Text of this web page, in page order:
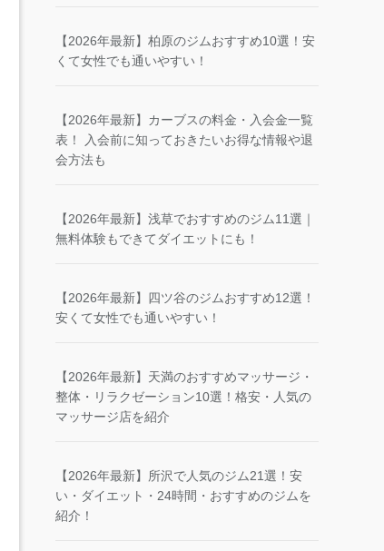
【2026年最新】柏原のジムおすすめ10選！安
くて女性でも通いやすい！
【2026年最新】カーブスの料金・入会金一覧
表！ 入会前に知っておきたいお得な情報や退
会方法も
【2026年最新】浅草でおすすめのジム11選｜
無料体験もできてダイエットにも！
【2026年最新】四ツ谷のジムおすすめ12選！
安くて女性でも通いやすい！
【2026年最新】天満のおすすめマッサージ・
整体・リラクゼーション10選！格安・人気の
マッサージ店を紹介
【2026年最新】所沢で人気のジム21選！安
い・ダイエット・24時間・おすすめのジムを
紹介！